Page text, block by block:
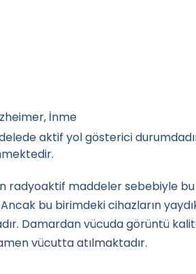
İnme
aktif yol gösterici
radyoaktif maddeler sebebiyle
bu birimdeki cihazların
Damardan vücuda görüntü
vücutta atılmaktadır.